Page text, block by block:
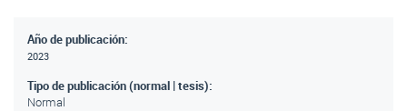
Año de publicación:
2023
Tipo de publicación (normal | tesis):
Normal